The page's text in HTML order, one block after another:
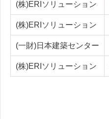
(株)ERIソリューション
(株)ERIソリューション
(一財)日本建築センター
(株)ERIソリューション